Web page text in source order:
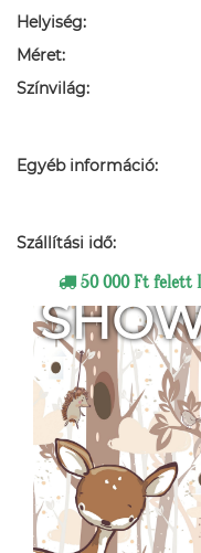
Helyiség:
Méret:
Színvilág:
Egyéb információ:
Szállítási idő:
50 000 Ft felett